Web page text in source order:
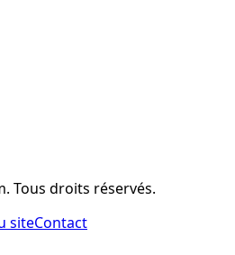
Tous droits réservés.
siteContact